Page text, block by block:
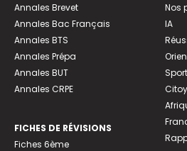
Annales Brevet
Annales Bac Français
Annales BTS
Annales Prépa
Annales BUT
Annales CRPE
FICHES DE RÉVISIONS
Fiches 6ème
Nos
IA
Sport